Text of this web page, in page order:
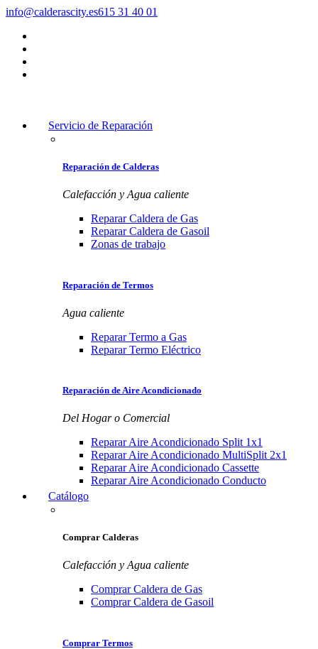
info@calderascity.es615 31 40 01
Servicio de Reparación
Reparación de Calderas
Calefacción y Agua caliente
Reparar Caldera de Gas
Reparar Caldera de Gasoil
Zonas de trabajo
Reparación de Termos
Agua caliente
Reparar Termo a Gas
Reparar Termo Eléctrico
Reparación de Aire Acondicionado
Del Hogar o Comercial
Reparar Aire Acondicionado Split 1x1
Reparar Aire Acondicionado MultiSplit 2x1
Reparar Aire Acondicionado Cassette
Reparar Aire Acondicionado Conducto
Catálogo
Comprar Calderas
Calefacción y Agua caliente
Comprar Caldera de Gas
Comprar Caldera de Gasoil
Comprar Termos